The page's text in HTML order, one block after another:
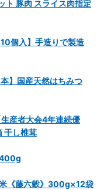
ト 豚肉 スライス肉指定
個入】手造りで製造
】国産天然はちみつ
産者大会4年連続優
干し椎茸
400g
米《藤六穀》300g×12袋